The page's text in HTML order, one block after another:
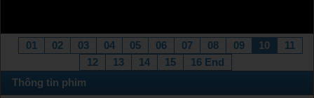
01 02 03 04 05 06 07 08 09 10
11
12
13 14 15
16 End
Thông tin phim